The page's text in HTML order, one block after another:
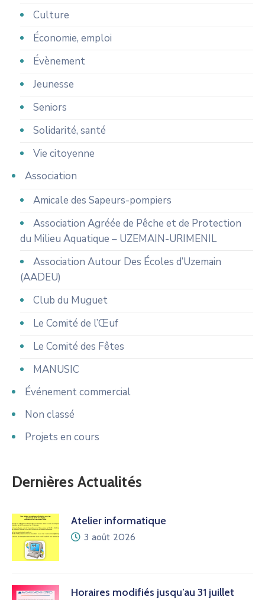
Culture
Économie, emploi
Évènement
Jeunesse
Seniors
Solidarité, santé
Vie citoyenne
Association
Amicale des Sapeurs-pompiers
Association Agréée de Pêche et de Protection
du Milieu Aquatique – UZEMAIN-URIMENIL
Association Autour Des Écoles d’Uzemain
(AADEU)
Club du Muguet
Le Comité de l’Œuf
Le Comité des Fêtes
MANUSIC
Événement commercial
Non classé
Projets en cours
Dernières Actualités
Atelier informatique
3 août 2026
Horaires modifiés jusqu’au 31 juillet